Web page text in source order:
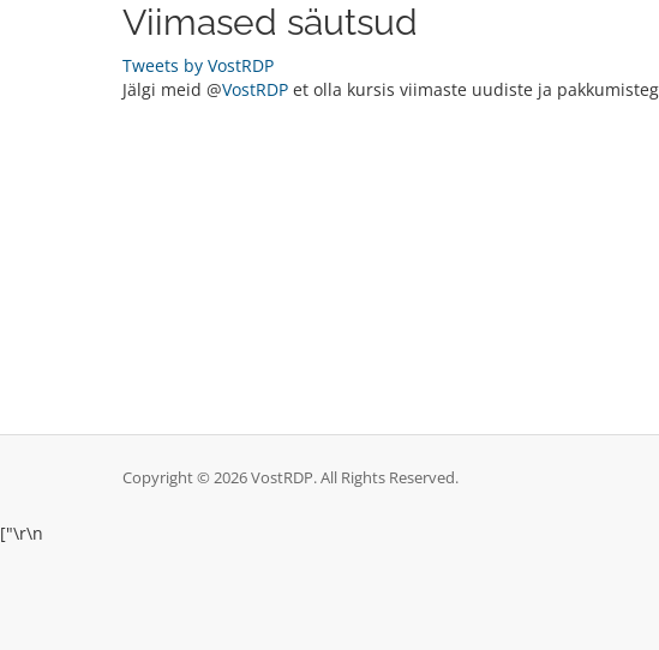
Viimased säutsud
Tweets by VostRDP
Jälgi meid @VostRDP et olla kursis viimaste uudiste ja
Copyright © 2026 VostRDP. All Rights Reserved.
["\r\n